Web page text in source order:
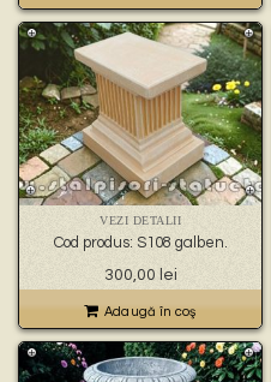
VEZI DETALII
Cod produs: S108 galben.
300,00 lei
Adaugă în coş